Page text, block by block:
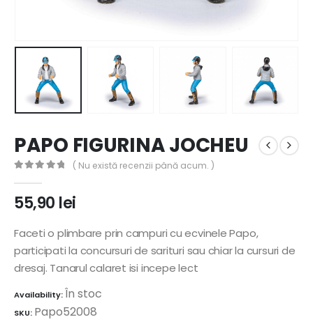
PAPO FIGURINA JOCHEU
( Nu există recenzii până acum. )
55,90 lei
Faceti o plimbare prin campuri cu ecvinele Papo,
participati la concursuri de sarituri sau chiar la cursuri de
dresaj. Tanarul calaret isi incepe lect
Availability:În stoc
SKU: Papo52008